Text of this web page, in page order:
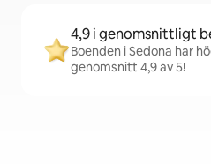
4,9 i genomsnittligt
Boenden i Sedona har
genomsnitt 4,9 av 5!